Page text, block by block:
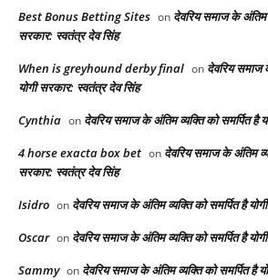
Best Bonus Betting Sites on देवरिय समाज के अंतिम
सरकार: स्वतंत्र देव सिंह
When is greyhound derby final​ on देवरिय समाज
योगी सरकार: स्वतंत्र देव सिंह
Cynthia on देवरिय समाज के अंतिम व्यक्ति को समर्पित है
4 horse exacta box bet​ on देवरिय समाज के अंतिम
सरकार: स्वतंत्र देव सिंह
Isidro on देवरिय समाज के अंतिम व्यक्ति को समर्पित है
Oscar on देवरिय समाज के अंतिम व्यक्ति को समर्पित है
Sammy on देवरिय समाज के अंतिम व्यक्ति को समर्पित है